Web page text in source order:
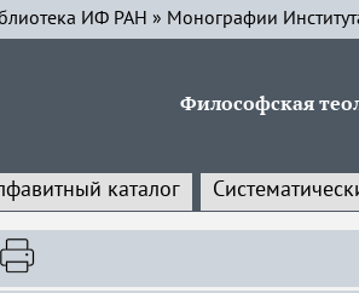
ИФ РАН » Монографии
Философская
каталог